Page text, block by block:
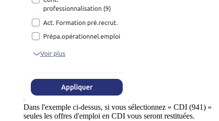
Dans l'exemple ci-dessus, si vous sélectionnez « CDI (941) »
seules les offres d'emploi en CDI vous seront restituées.